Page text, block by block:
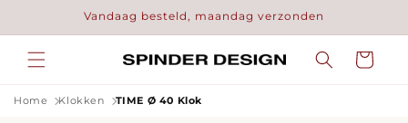
content
Vandaag besteld, maandag verzonden
Home Klokken TIME Ø 40 Klok